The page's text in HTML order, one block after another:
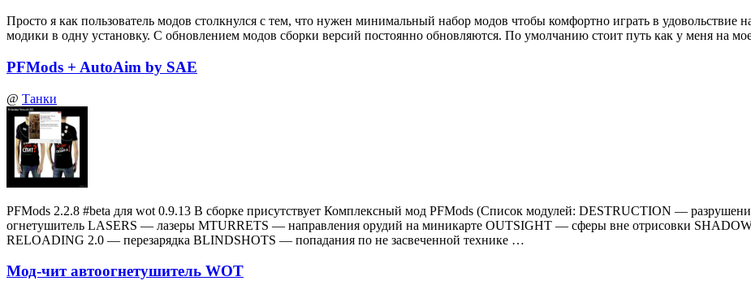
Просто я как пользователь модов столкнулся с тем, что нужен минимальный набор модов чтобы комфортно играть в
модики в одну установку. С обновлением модов сборки версий постоянно обновляются. По умолчанию стоит путь как у меня
PFMods + AutoAim by SAE
@ Танки
PFMods 2.2.8 #beta для wot 0.9.13 В сборке присутствует Комплексный мод PFMods (Список модулей: DESTRUCTION —
огнетушитель LASERS — лазеры MTURRETS — направления орудий на миникарте OUTSIGHT — сферы вне отрисовки
RELOADING 2.0 — перезарядка BLINDSHOTS — попадания по не засвеченной технике …
Мод-чит автоогнетушитель WOT